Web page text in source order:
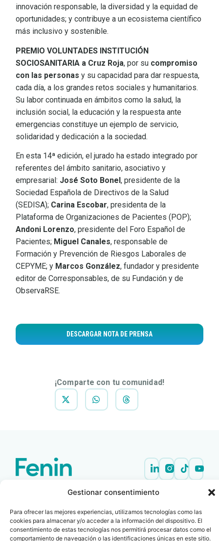
Gestionar consentimiento
Para ofrecer las mejores experiencias, utilizamos tecnologías como las
cookies para almacenar y/o acceder a la información del dispositivo. El
consentimiento de estas tecnologías nos permitirá procesar datos como el
comportamiento de navegación o las identificaciones únicas en este sitio.
innovación responsable, la diversidad y la equidad de
oportunidades; y contribuye a un ecosistema científico
más inclusivo y sostenible.
PREMIO VOLUNTADES INSTITUCIÓN
SOCIOSANITARIA a Cruz Roja, por su compromiso
con las personas y su capacidad para dar respuesta,
cada día, a los grandes retos sociales y humanitarios.
Su labor continuada en ámbitos como la salud, la
inclusión social, la educación y la respuesta ante
emergencias constituye un ejemplo de servicio,
solidaridad y dedicación a la sociedad.
En esta 14ª edición, el jurado ha estado integrado por
referentes del ámbito sanitario, asociativo y
empresarial: José Soto Bonel, presidente de la
Sociedad Española de Directivos de la Salud
(SEDISA); Carina Escobar, presidenta de la
Plataforma de Organizaciones de Pacientes (POP);
Andoni Lorenzo, presidente del Foro Español de
Pacientes; Miguel Canales, responsable de
Formación y Prevención de Riesgos Laborales de
CEPYME; y Marcos González, fundador y presidente
editor de Corresponsables, de su Fundación y de
ObservaRSE.
DESCARGAR NOTA DE PRENSA
¡Comparte con tu comunidad!
info@fenin.es
C/ Villanueva, 20 - 1-
28001
915 759 800
Travesera de Gracia, 56 -
932 014 655